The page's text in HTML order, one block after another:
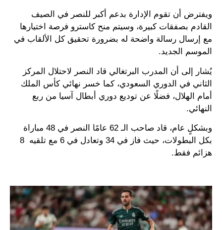
ويفترض أن تقوم الإدارة بدعم أكبر للنصر في الصيف
القادم بصفقات كبيرة، وسيتم منح كاسترو فرصة اختيارها
مع إرسال رسالة واضحة له بضرورة تحقيق كل الألقاب في
الموسم الجديد.
يُشار إلى أن المدرب البرتغالي قاد النصر لاحتلال المركز
الثاني في الدوري السعودي، كما خسر نهائي كأس الملك
أمام الهلال، فضلًا عن توديع دوري أبطال آسيا من ربع
النهائي.
وبشكلٍ عام، قاد صاحب الـ 62 عامًا النصر في 48 مباراة
بكل البطولات، حيث فاز في 34 وتعادل في 6 مع تلقيه 8
هزائم فقط.